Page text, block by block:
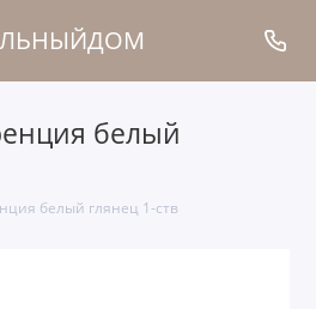
белый
белый глянец 1-ств